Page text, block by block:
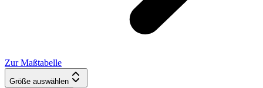
Zur Maßtabelle
Größe auswählen